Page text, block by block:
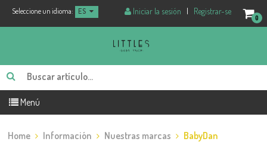
Seleccione un idioma: ES
0
Iniciar la sesión | Registrar-se
Menú
Home Información Nuestras marcas BabyDan